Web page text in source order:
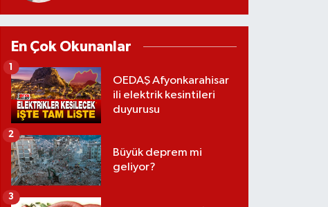
En Çok Okunanlar
OEDAŞ Afyonkarahisar
ili elektrik kesintileri
duyurusu
1
Büyük deprem mi
geliyor?
2
3